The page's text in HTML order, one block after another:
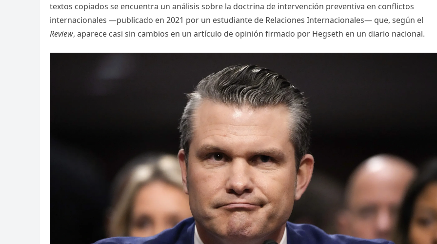
textos copiados se encuentra un análisis sobre la doctrina de intervención preventiva en conflictos
internacionales —publicado en 2021 por un estudiante de Relaciones Internacionales— que, según el
Review, aparece casi sin cambios en un artículo de opinión firmado por Hegseth en un diario nacional.